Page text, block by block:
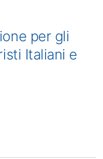
per gli
Italiani e